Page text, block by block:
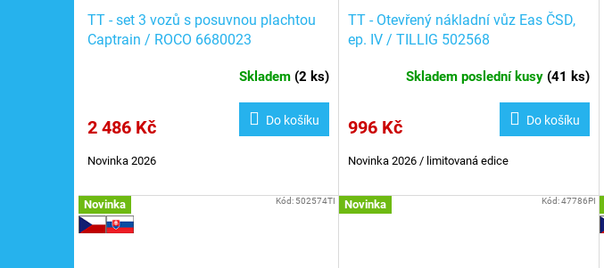
TT - set 3 vozů s posuvnou plachtou
Captrain / ROCO 6680023
Skladem (2 ks)
2 486 Kč Do košíku
Novinka 2026
TT - Otevřený nákladní vůz Eas ČSD,
ep. IV / TILLIG 502568
Skladem poslední kusy (41 ks)
996 Kč Do košíku
Novinka 2026 / limitovaná edice
Novinka Kód: 502574TI Novinka Kód:47786PI